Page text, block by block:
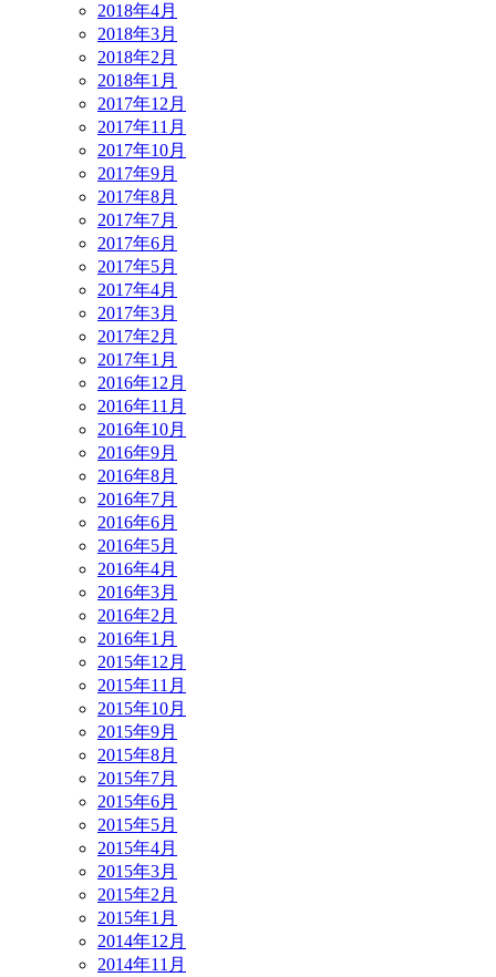
2018年4月
2018年3月
2018年2月
2018年1月
2017年12月
2017年11月
2017年10月
2017年9月
2017年8月
2017年7月
2017年6月
2017年5月
2017年4月
2017年3月
2017年2月
2017年1月
2016年12月
2016年11月
2016年10月
2016年9月
2016年8月
2016年7月
2016年6月
2016年5月
2016年4月
2016年3月
2016年2月
2016年1月
2015年12月
2015年11月
2015年10月
2015年9月
2015年8月
2015年7月
2015年6月
2015年5月
2015年4月
2015年3月
2015年2月
2015年1月
2014年12月
2014年11月